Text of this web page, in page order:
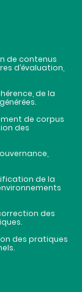
de contenus
d’évaluation,
de la
de corpus
des
de la
des
des pratiques